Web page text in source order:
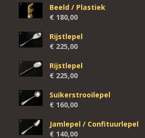
Beeld / Plastiek
€ 180,00
Rijstlepel
€ 225,00
Rijstlepel
€ 225,00
Suikerstrooilepel
€ 160,00
Jamlepel / Confituurlepel
€ 140,00